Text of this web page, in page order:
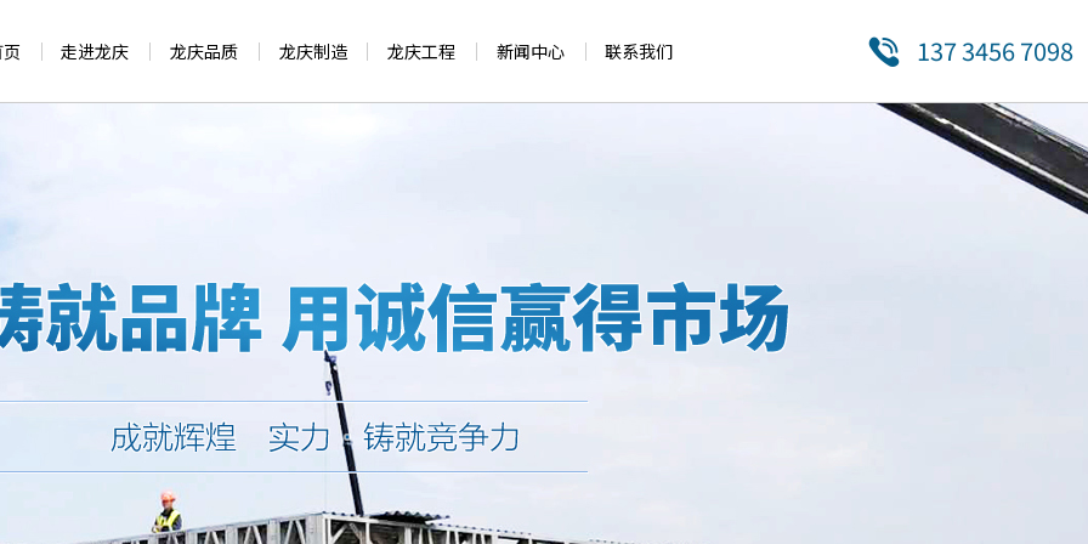
137 3456 7098
走进龙庆 龙庆品质 龙庆制造 龙庆工程 新闻中心 联系我们